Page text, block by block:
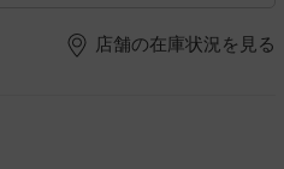
店舗の在庫状況を見る